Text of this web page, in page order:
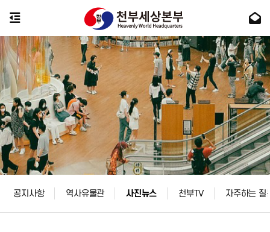
공지사항 역사유물관 사진뉴스 천부TV 자주하는 질